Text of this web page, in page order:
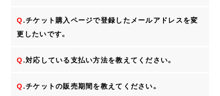
Q.チケット購入ページで登録したメールアドレスを変
更したいです。
Q.対応している支払い方法を教えてください。
Q.チケットの販売期間を教えてください。